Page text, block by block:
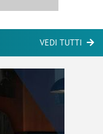
VEDI TUTTI